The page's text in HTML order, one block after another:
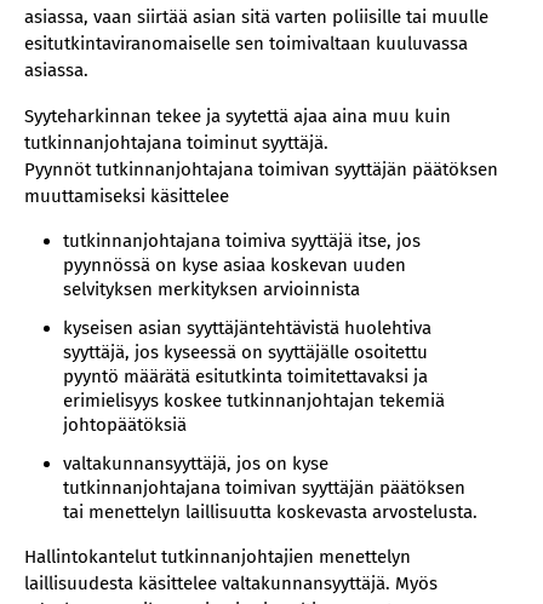
asiassa, vaan siirtää asian sitä varten poliisille tai muulle
esitutkintaviranomaiselle sen toimivaltaan kuuluvassa
asiassa.
Syyteharkinnan tekee ja syytettä ajaa aina muu kuin
tutkinnanjohtajana toiminut syyttäjä.
Pyynnöt tutkinnanjohtajana toimivan syyttäjän päätöksen
muuttamiseksi käsittelee
tutkinnanjohtajana toimiva syyttäjä itse, jos
pyynnössä on kyse asiaa koskevan uuden
selvityksen merkityksen arvioinnista
kyseisen asian syyttäjäntehtävistä huolehtiva
syyttäjä, jos kyseessä on syyttäjälle osoitettu
pyyntö määrätä esitutkinta toimitettavaksi ja
erimielisyys koskee tutkinnanjohtajan tekemiä
johtopäätöksiä
valtakunnansyyttäjä, jos on kyse
tutkinnanjohtajana toimivan syyttäjän päätöksen
tai menettelyn laillisuutta koskevasta arvostelusta.
Hallintokantelut tutkinnanjohtajien menettelyn
laillisuudesta käsittelee valtakunnansyyttäjä. Myös